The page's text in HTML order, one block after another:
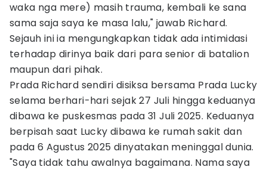
waka nga mere) masih trauma, kembali ke sana
sama saja saya ke masa lalu," jawab Richard.
Sejauh ini ia mengungkapkan tidak ada intimidasi
terhadap dirinya baik dari para senior di batalion
maupun dari pihak.
Prada Richard sendiri disiksa bersama Prada Lucky
selama berhari-hari sejak 27 Juli hingga keduanya
dibawa ke puskesmas pada 31 Juli 2025. Keduanya
berpisah saat Lucky dibawa ke rumah sakit dan
pada 6 Agustus 2025 dinyatakan meninggal dunia.
"Saya tidak tahu awalnya bagaimana. Nama saya